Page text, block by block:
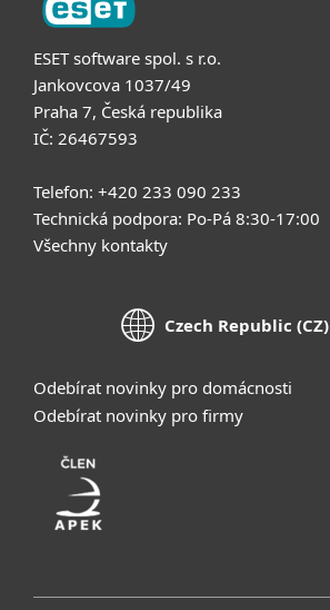
ESET software spol. s r.o.
Jankovcova 1037/49
Praha 7, Česká republika
IČ: 26467593
Telefon: +420 233 090 233
Technická podpora: Po-Pá 8:30-17:00
Všechny kontakty
Czech Republic (CZ)
Odebírat novinky pro domácnosti
Odebírat novinky pro firmy